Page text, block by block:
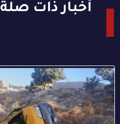
أخبار ذات صلة